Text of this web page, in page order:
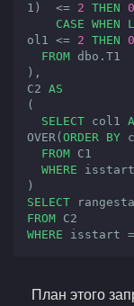
1)  <= 2 THEN 0
CASE WHEN
ol1 <= 2 THEN 0
FROM dbo.T1
),
C2 AS
(
SELECT col1
OVER( ORDER BY
FROM C1
WHERE
SELECT
FROM
WHERE isstart
План этого